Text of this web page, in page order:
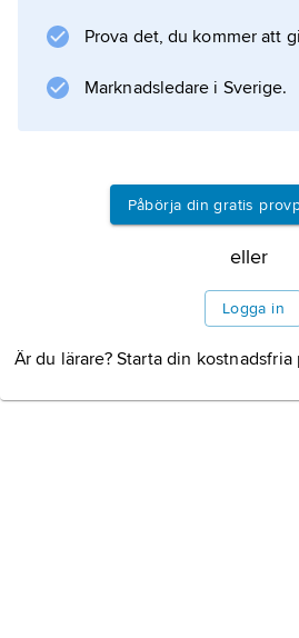
Flera arter senna hör hit,
(”tissla-tassla”).
bl.a. avgränsningen mot
Information om
Prova det, du kommer att
Marknadsledare i Sverige.
Påbörja din gratis
eller
Logga in
Är du lärare? Starta din